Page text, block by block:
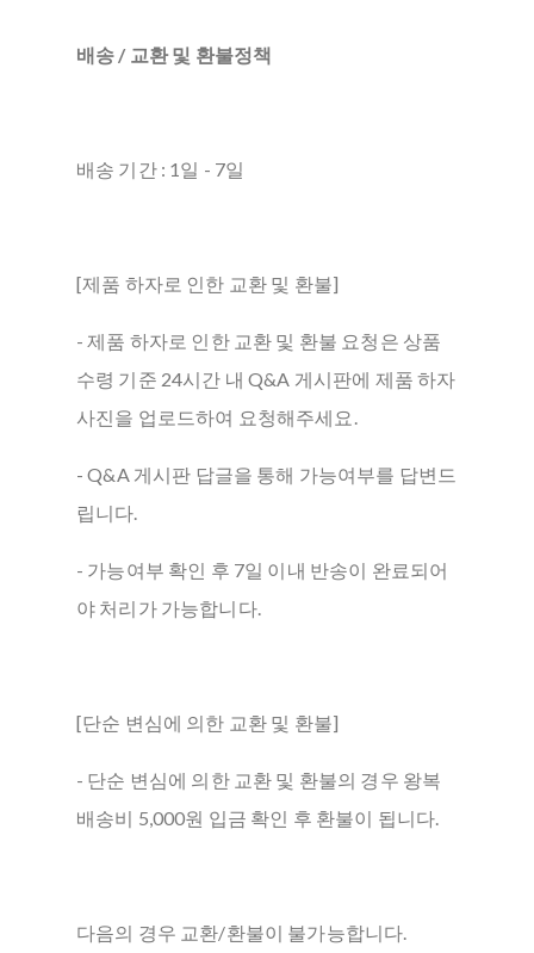
배송 / 교환 및 환불정책
배송 기간 : 1일 - 7일
[제품 하자로 인한 교환 및 환불]
- 제품 하자로 인한 교환 및 환불 요청은 상품
수령 기준 24시간 내 Q&A 게시판에 제품 하자
사진을 업로드하여 요청해주세요.
- Q&A 게시판 답글을 통해 가능여부를 답변드
립니다.
- 가능여부 확인 후 7일 이내 반송이 완료되어
야 처리가 가능합니다.
[단순 변심에 의한 교환 및 환불]
- 단순 변심에 의한 교환 및 환불의 경우 왕복
배송비 5,000원 입금 확인 후 환불이 됩니다.
다음의 경우 교환/환불이 불가능합니다.